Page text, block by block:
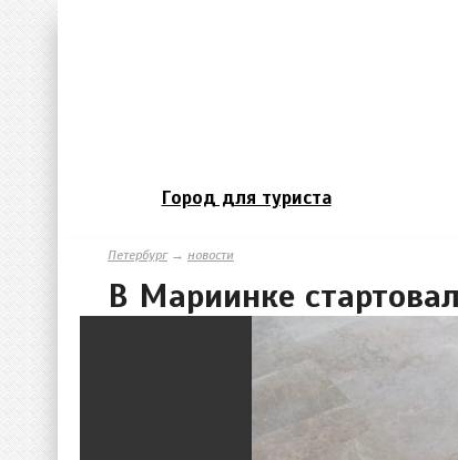
Город для туриста
Петербург→ новости
В Мариинке